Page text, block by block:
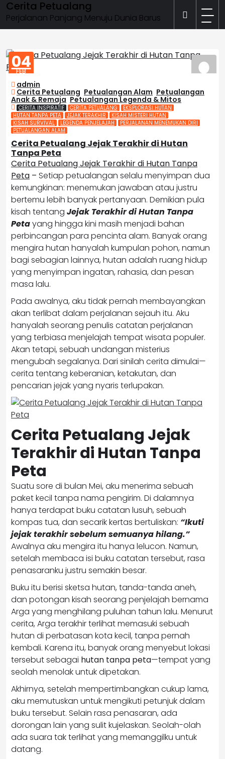
Skip
to
content
Cerita Petualang
Perjalanan Panjang Menuju Dunia Barus
04
FEB
admin
Cerita Petualang Petualangan Alam Petualangan
Anak & Remaja Petualangan Legenda & Mitos
CERITA INSPIRATIF CERITA PETUALANG
EKSPLORASI HUTAN
HUTAN TANPA PETA
JEJAK TERAKHIR
KISAH MISTERI HUTAN
KISAH SURVIVAL
LEGENDA PENJELAJAH
PERJALANAN MENEMUKAN DIRI
PETUALANGAN ALAM
Cerita Petualang Jejak Terakhir di Hutan
Tanpa Peta
Cerita Petualang Jejak Terakhir di Hutan Tanpa
Peta – Setiap petualangan selalu menyimpan dua
kemungkinan: menemukan jawaban atau justru
bertemu lebih banyak pertanyaan. Demikian pula
kisah tentang Jejak Terakhir di Hutan Tanpa
Petayang hingga kini masih menjadi bahan
perbincangan para pencinta alam. Banyak orang
mengira hutan hanyalah kumpulan pohon, namun
bagi sebagian lainnya, hutan adalah ruang hidup
yang menyimpan ingatan, rahasia, dan pesan
masa lalu.
Pada awalnya, aku tidak pernah membayangkan
akan terlibat dalam perjalanan sejauh itu. Aku
hanyalah seorang penulis catatan perjalanan
yang terbiasa menjelajah tempat wisata populer.
Akan tetapi, sebuah undangan misterius
mengubah segalanya. Dari sinilah cerita dimulai—
cerita tentang keberanian, ketakutan, dan
pencarian jejak yang nyaris terlupakan.
Cerita Petualang Jejak
Terakhir di Hutan Tanpa
Peta
Suatu sore di bulan Mei, aku menerima sebuah
paket kecil tanpa nama pengirim. Di dalamnya
hanya terdapat buku catatan lusuh, sebuah
kompas tua, dan secarik kertas bertuliskan: “Ikuti
jejak terakhir sebelum semuanya hilang.”
Awalnya aku mengira itu hanya lelucon. Namun,
setelah membaca isi buku catatan tersebut, rasa
penasaranku justru semakin besar.
Buku itu berisi sketsa hutan, tanda-tanda aneh,
dan potongan kisah seorang penjelajah bernama
Arga yang menghilang puluhan tahun lalu. Menurut
cerita, Arga terakhir terlihat memasuki sebuah
hutan di perbatasan kota kecil, tanpa pernah
kembali. Karena itu, banyak orang menyebut lokasi
tersebut sebagai hutan tanpa peta—tempat yang
seolah menolak untuk dipetakan.
Akhirnya, setelah mempertimbangkan cukup lama,
aku memutuskan untuk mengikuti petunjuk dalam
buku tersebut. Selain rasa penasaran, ada
dorongan lain yang sulit kujelaskan. Seolah-olah
ada suara tak terlihat yang memanggilku untuk
datang.